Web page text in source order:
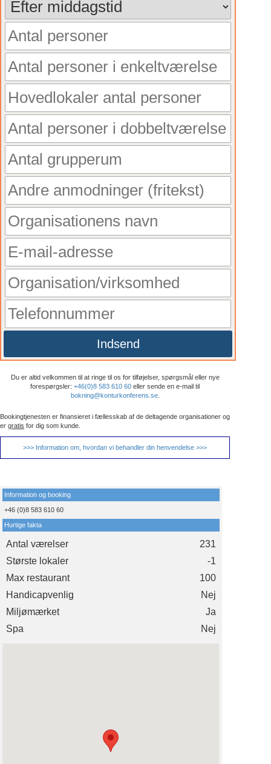
Indsend
Du er altid velkommen til at ringe til os for tilføjelser, spørgsmål eller nye
forespørgsler: +46(0)8 583 610 60 eller sende en e-mail til
bokning@konturkonferens.se.
Bookingtjenesten er finansieret i fællesskab af de deltagende organisationer og
er gratis for dig som kunde.
>>> Information om, hvordan vi behandler din henvendelse >>>
Information og booking
+46 (0)8 583 610 60
Hurtige fakta
Antal værelser
231
Største lokaler
-1
Max restaurant
100
Handicapvenlig
Nej
Miljømærket
Ja
Spa
Nej